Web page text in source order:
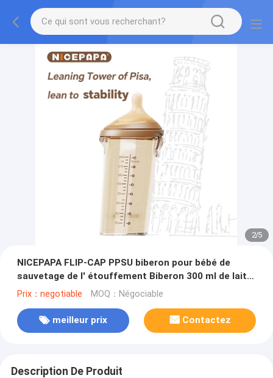
2/5
NICEPAPA FLIP-CAP PPSU biberon pour bébé de
sauvetage de l' étouffement Biberon 300 ml de lait
maternisé pour bébé
Prix：negotiable MOQ：Négociable
meilleur prix Contactez
Description De Produit